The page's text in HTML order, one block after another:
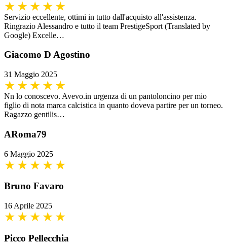
Servizio eccellente, ottimi in tutto dall'acquisto all'assistenza.
Ringrazio Alessandro e tutto il team PrestigeSport (Translated by
Google) Excelle…
Giacomo D Agostino
31 Maggio 2025
Nn lo conoscevo. Avevo.in urgenza di un pantoloncino per mio
figlio di nota marca calcistica in quanto doveva partire per un torneo.
Ragazzo gentilis…
ARoma79
6 Maggio 2025
Bruno Favaro
16 Aprile 2025
Picco Pellecchia